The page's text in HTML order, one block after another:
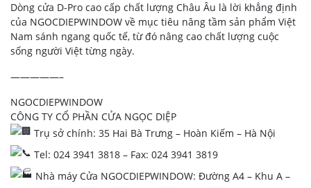
Dòng cửa D-Pro cao cấp chất lượng Châu Âu là lời khẳng định
của NGOCDIEPWINDOW về mục tiêu nâng tầm sản phẩm Việt
Nam sánh ngang quốc tế, từ đó nâng cao chất lượng cuộc
sống người Việt từng ngày.
—————–
NGOCDIEPWINDOW
CÔNG TY CỔ PHẦN CỬA NGỌC DIỆP
Trụ sở chính: 35 Hai Bà Trưng – Hoàn Kiếm – Hà Nội
Tel: 024 3941 3818 – Fax: 024 3941 3819
Nhà máy Cửa NGOCDIEPWINDOW: Đường A4 – Khu A –